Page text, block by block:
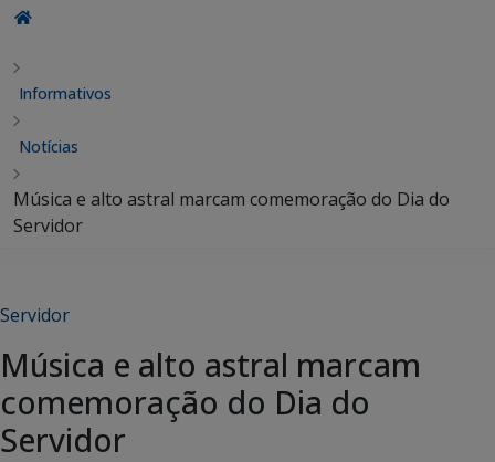
Informativos
Notícias
Música e alto astral marcam comemoração do Dia do
Servidor
Servidor
Música e alto astral marcam
comemoração do Dia do
Servidor